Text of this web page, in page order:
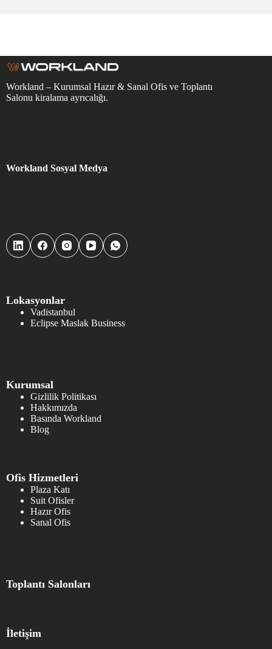
Workland – Kurumsal Hazır & Sanal Ofis ve Toplantı
Salonu kiralama ayrıcalığı.
Workland Sosyal Medya
Lokasyonlar
Vadistanbul
Eclipse Maslak Business
Kurumsal
Gizlilik Politikası
Hakkımızda
Basında Workland
Blog
Ofis Hizmetleri
Plaza Katı
Suit Ofisler
Hazır Ofis
Sanal Ofis
Toplantı Salonları
İletişim